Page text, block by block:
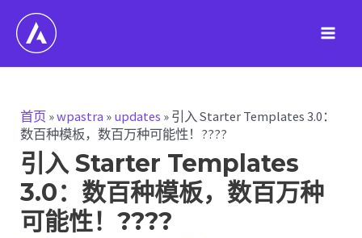
首页 »wpastra » updates » 引入 Starter Templates 3.0：
数百种模板，数百万种可能性！????
引入 Starter Templates
3.0：数百种模板，数百万种
可能性！????